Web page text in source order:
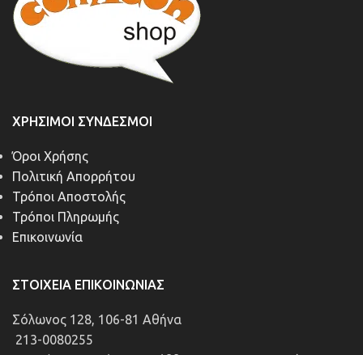
ΧΡΉΣΙΜΟΙ ΣΎΝΔΕΣΜΟΙ
Όροι Χρήσης
Πολιτική Απορρήτου
Τρόποι Αποστολής
Τρόποι Πληρωμής
Επικοινωνία
ΣΤΟΙΧΕΊΑ ΕΠΙΚΟΙΝΩΝΊΑΣ
Σόλωνος 128, 106-81 Αθήνα
213-0080255